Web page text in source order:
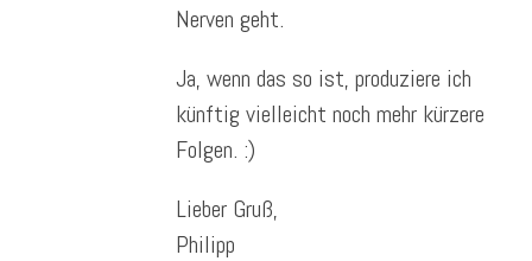
Nerven geht.
Ja, wenn das so ist, produziere ich
künftig vielleicht noch mehr kürzere
Folgen. :)
Lieber Gruß,
Philipp